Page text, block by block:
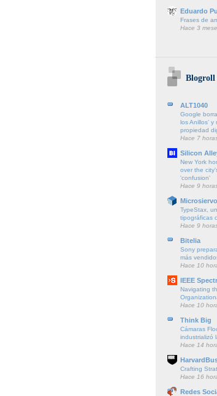
Eduardo
Frases de
Hace 3
Blogroll
ALT1040
Google
los Anillos’
propiedad
Hace 7
Silicon
New York
over the
'confusion'
Hace 9
TypeStax,
tipográficas
Hace 9
Bitelia
Sony
más
Hace 10
IEEE
Navigating
Hace 10
Think Big
Cámaras
industrializó
Hace 14
Crafting
Hace 16
Redes